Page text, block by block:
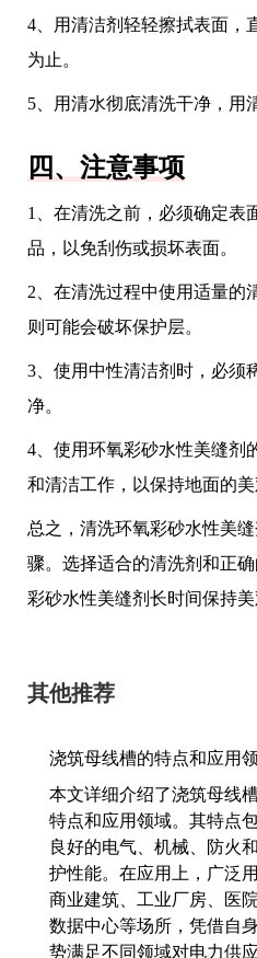
4、用清洁剂轻轻擦拭表面，
为止。
5、用清水彻底清洗干净，用
四、注意事项
1、在清洗之前，必须确定表
品，以免刮伤或损坏表面。
2、在清洗过程中使用适量的
则可能会破坏保护层。
3、使用中性清洁剂时，必须
净。
4、使用环氧彩砂水性美缝剂
和清洁工作，以保持地面的美
总之，清洗环氧彩砂水性美
骤。选择适合的清洗剂和正
彩砂水性美缝剂长时间保持美
其他推荐
浇筑母线槽的特点和应用
本文详细介绍了浇筑母线
特点和应用领域。其特点
良好的电气、机械、防火
护性能。在应用上，广泛
商业建筑、工业厂房、医
数据中心等场所，凭借自
势满足不同领域对电力供